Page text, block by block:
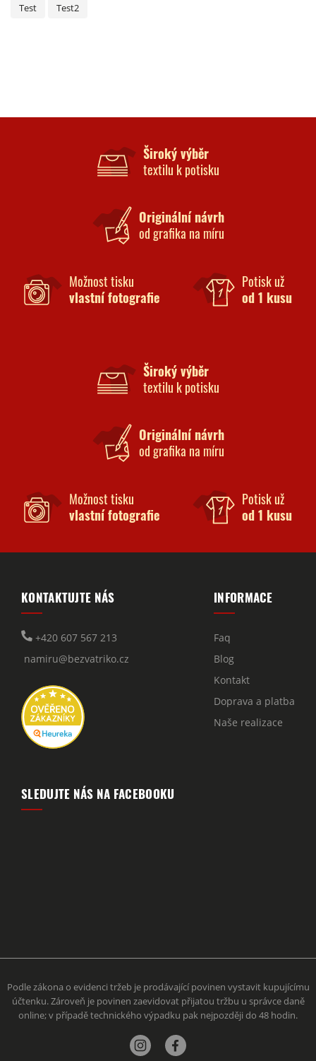
Test Test2
Široký výběr
textilu k potisku
Originální návrh
od grafika na míru
Možnost tisku
vlastní fotografie
Potisk už
od 1 kusu
Široký výběr
textilu k potisku
Originální návrh
od grafika na míru
Možnost tisku
vlastní fotografie
Potisk už
od 1 kusu
KONTAKTUJTE NÁS
+420 607 567 213
namiru@bezvatriko.cz
INFORMACE
Faq
Blog
Kontakt
Doprava a platba
Naše realizace
SLEDUJTE NÁS NA FACEBOOKU
Podle zákona o evidenci tržeb je prodávající povinen vystavit kupujícímu
účtenku. Zároveň je povinen zaevidovat přijatou tržbu u správce daně
online; v případě technického výpadku pak nejpozději do 48 hodin.